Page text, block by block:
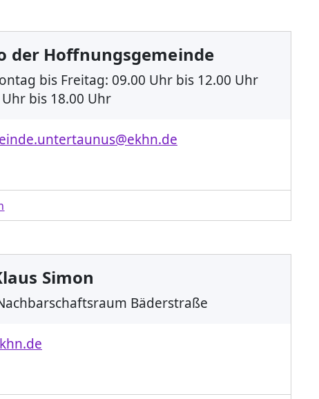
der Hoffnungsgemeinde
bis Freitag: 09.00 Uhr bis 12.00 Uhr
bis 18.00 Uhr
Simon
Bäderstraße